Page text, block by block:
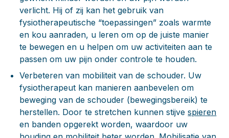
verlicht. Hij of zij kan het gebruik van
fysiotherapeutische “toepassingen” zoals warmte
en kou aanraden, u leren om op de juiste manier
te bewegen en u helpen om uw activiteiten aan te
passen om uw pijn onder controle te houden.
Verbeteren van mobiliteit van de schouder. Uw
fysiotherapeut kan manieren aanbevelen om
beweging van de schouder (bewegingsbereik) te
herstellen. Door te stretchen kunnen stijvespieren
en banden opgerekt worden, waardoor uw